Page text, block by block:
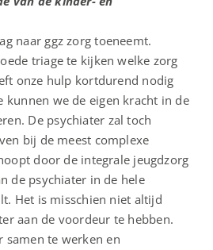
naar ggz zorg toeneemt.
triage te kijken welke zorg
onze hulp kortdurend nodig
kunnen we de eigen kracht in de
De psychiater zal toch
bij de meest complexe
door de integrale jeugdzorg
de psychiater in de hele
Het is misschien niet altijd
aan de voordeur te hebben.
samen te werken en